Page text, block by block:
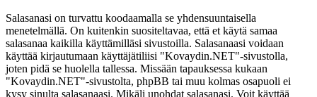
Salasanasi on turvattu koodaamalla se yhdensuuntaisella
menetelmällä. On kuitenkin suositeltavaa, että et käytä samaa
salasanaa kaikilla käyttämilläsi sivustoilla. Salasanaasi voidaan
käyttää kirjautumaan käyttäjätiliisi "Kovaydin.NET"-sivustolla,
joten pidä se huolella tallessa. Missään tapauksessa kukaan
"Kovaydin.NET"-sivustolta, phpBB tai muu kolmas osapuoli ei
kysy sinulta salasanaasi. Mikäli unohdat salasanasi. Voit käyttää